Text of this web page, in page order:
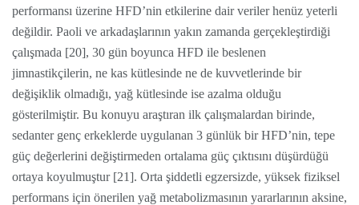
performansı üzerine HFD’nin etkilerine dair veriler henüz yeterli
değildir. Paoli ve arkadaşlarının yakın zamanda gerçekleştirdiği
çalışmada [20], 30 gün boyunca HFD ile beslenen
jimnastikçilerin, ne kas kütlesinde ne de kuvvetlerinde bir
değişiklik olmadığı, yağ kütlesinde ise azalma olduğu
gösterilmiştir. Bu konuyu araştıran ilk çalışmalardan birinde,
sedanter genç erkeklerde uygulanan 3 günlük bir HFD’nin, tepe
güç değerlerini değiştirmeden ortalama güç çıktısını düşürdüğü
ortaya koyulmuştur [21]. Orta şiddetli egzersizde, yüksek fiziksel
performans için önerilen yağ metabolizmasının yararlarının aksine,